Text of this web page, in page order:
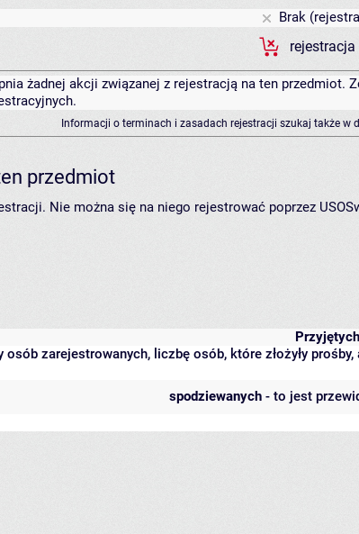
Brak
żadnej akcji związanej z rejestracją na ten przedmiot.
Informacji o terminach i zasadach rejestracji szukaj także w
przedmiot
Nie można się na niego rejestrować poprzez
osób zarejestrowanych, liczbę osób, które złożyły
spodziewanych - to jest